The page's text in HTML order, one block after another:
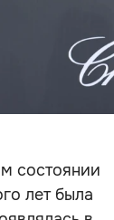
состоянии
лет была